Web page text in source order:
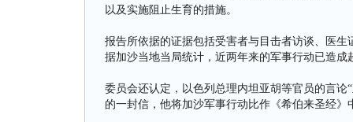
以及实施阻止生育的措施。
报告所依据的证据包括受害者与目击者访谈、医
据加沙当地当局统计，近两年来的军事行动已造
委员会还认定，以色列总理内坦亚胡等官员的言论
的一封信，他将加沙军事行动比作《希伯来圣经》